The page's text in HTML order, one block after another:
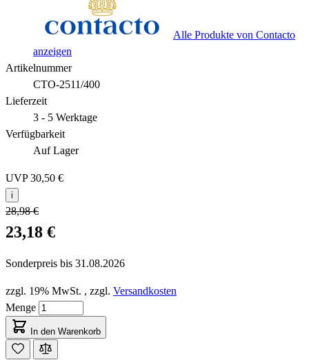
Alle Produkte von Contacto
anzeigen
Artikelnummer
CTO-2511/400
Lieferzeit
3 - 5 Werktage
Verfügbarkeit
Auf Lager
UVP30,50 €
i
28,98 €
23,18 €
Sonderpreis bis 31.08.2026
zzgl. 19% MwSt. , zzgl. Versandkosten
Menge
In den Warenkorb